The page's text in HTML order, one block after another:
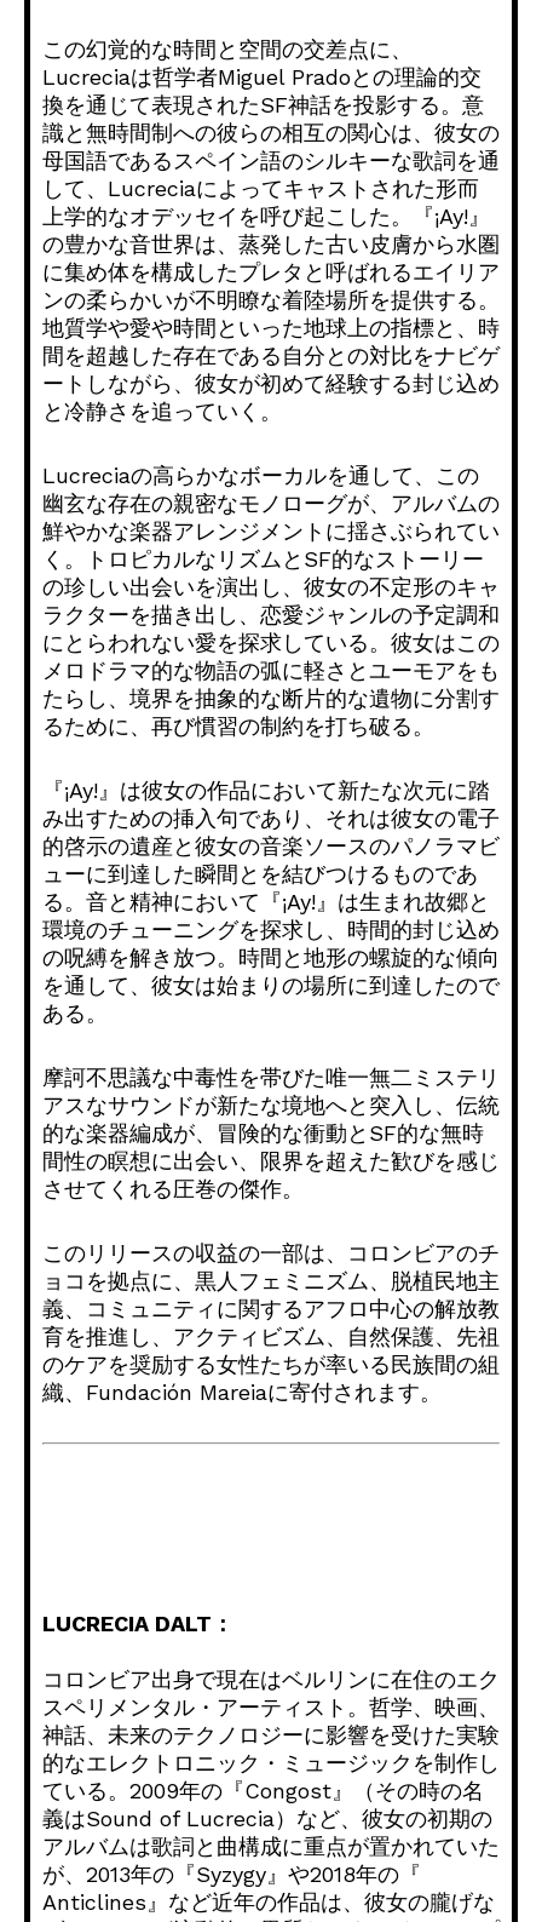
この幻覚的な時間と空間の交差点に、
Lucreciaは哲学者Miguel Pradoとの理論的交
換を通じて表現されたSF神話を投影する。意
識と無時間制への彼らの相互の関心は、 彼女の
母国語であるスペイン語のシルキーな歌詞を通
して、 Lucreciaによってキャストされた形而
上学的なオデッセイ を呼び起こした。『¡Ay!』
の豊かな音世界は、 蒸発した古い皮膚から水圏
に集め体を構成したプレタと呼ばれるエイリア
ンの柔らかいが不明瞭な着陸場所を提供する。
地質学や愛や時間といった地球上の指標と、 時
間を超越した存在である自分との対比をナビゲ
ートしながら、 彼女が初めて経験する封じ込め
と冷静さを追っていく。
Lucreciaの高らかなボーカルを通して、 この
幽玄な存在の親密なモノローグが、 アルバムの
鮮やかな楽器アレンジメントに揺さぶられてい
く。
トロピカルなリズムとSF的なストーリー
の珍しい出会いを演出し 、彼女の不定形のキャ
ラクターを描き出し、 恋愛ジャンルの予定調和
にとらわれない愛を探求している。 彼女はこの
メロドラマ的な物語の弧に軽さとユーモアをも
たらし、 境界を抽象的な断片的な遺物に分割す
るために、 再び慣習の制約を打ち破る。
『¡Ay!』 は彼女の作品において新たな次元に踏
み出すための挿入句であり、 それは彼女の電子
的啓示の遺産と彼女の音楽ソースのパノラマビ
ューに到達した瞬間とを結びつけるものであ
る。音と精神において『¡Ay!』は生まれ故郷と
環境のチューニングを探求し、 時間的封じ込め
の呪縛を解き放つ。 時間と地形の螺旋的な傾向
を通して、 彼女は始まりの場所に到達したので
ある。
摩訶不思議な中毒性を帯びた唯一無二ミステリ
アスなサウンドが新たな境地へと突入し、伝統
的な楽器編成が、 冒険的な衝動とSF的な無時
間性の瞑想に出会い、 限界を超えた歓びを感じ
させてくれる圧巻の傑作。
このリリースの収益の一部は、コロンビアのチ
ョコを拠点に、 黒人フェミニズム、脱植民地主
義、 コミュニティに関するアフロ中心の解放教
育を推進し、 アクティビズム、自然保護、 先祖
のケアを奨励する女性たちが率いる民族間の組
織、 Fundación Mareiaに寄付されます。
LUCRECIA DALT：
コロンビア出身で現在はベルリンに在住のエク
スペリメンタル・ アーティスト。哲学、映画、
神話、 未来のテクノロジーに影響を受けた実験
的なエレクトロニック・ ミュージックを制作し
ている。2009年の『Congost』（その時の名
義はSound of Lucrecia）など、 彼女の初期の
アルバムは歌詞と曲構成に重点が置かれていた
が、 2013年の『Syzygy』や2018年の『
Anticlines』など近年の作品は、 彼女の朧げな